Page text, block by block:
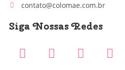
contato@colomae.com.br
Siga Nossas Redes